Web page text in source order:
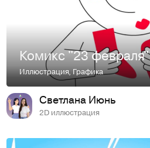
Комикс "23 февраля"
Иллюстрация,Графика
Светлана Июнь
2D иллюстрация